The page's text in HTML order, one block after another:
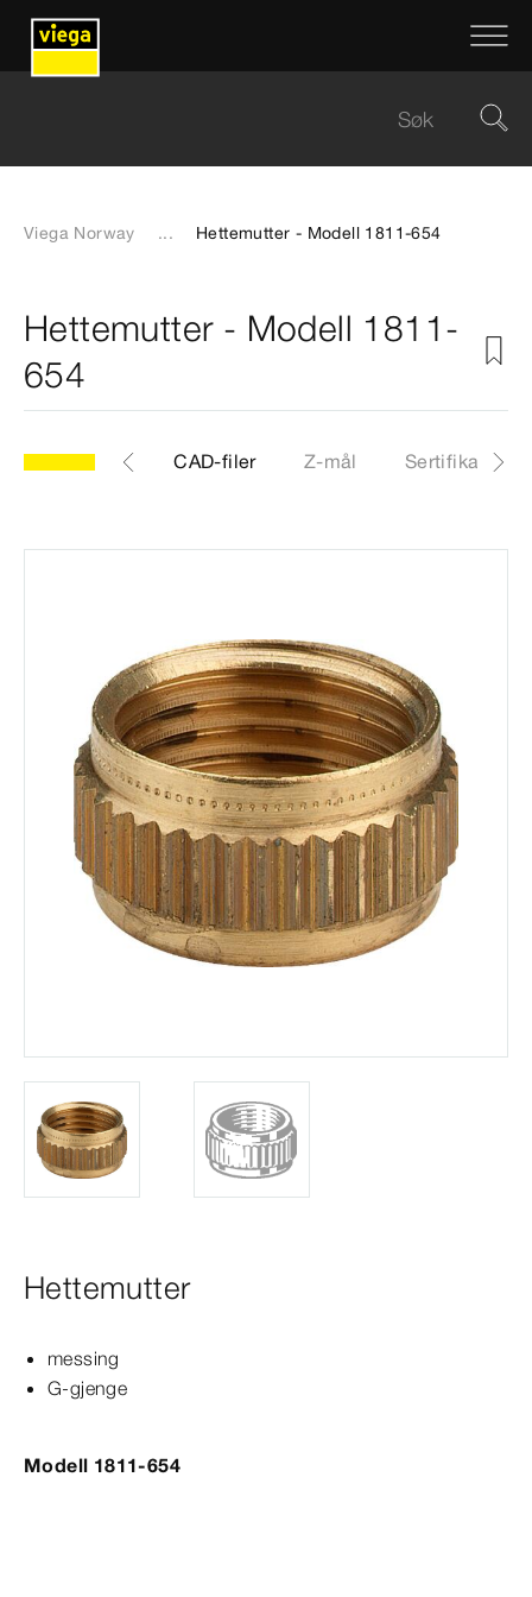
Viega Norway ... Hettemutter - Modell 1811-654
Hettemutter - Modell 1811-
654
Artikkel CAD-filer Z-mål Sertifikater
Hettemutter
messing
G-​gjenge
Modell 1811-654